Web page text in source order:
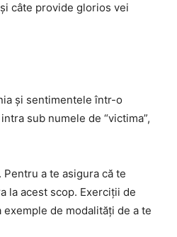
câte provide glorios vei
și sentimentele într-o
sub numele de “victima”,
a te asigura că te
la acest scop. Exerciții de
de modalități de a te